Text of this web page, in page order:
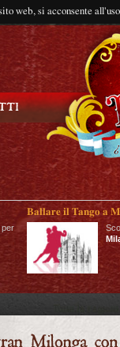
web, si acconsente
per
Ballare il Tango a